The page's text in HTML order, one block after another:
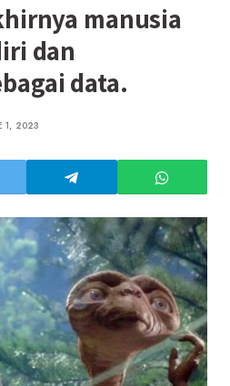
manusia
dan
data.
1, 2023